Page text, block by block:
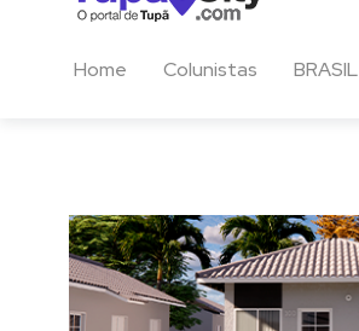
Home Colunistas BRASIL